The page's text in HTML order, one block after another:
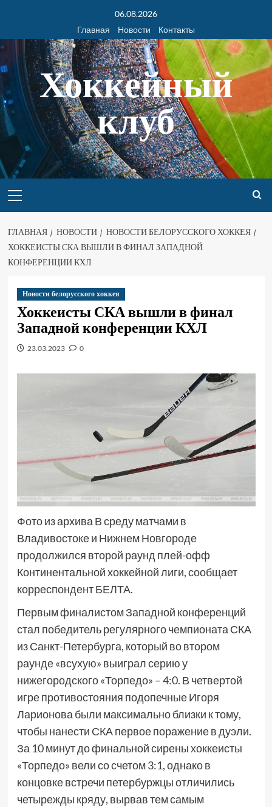
06.08.2026
Главная
Новости Контакты
Хоккейный
клуб
ГЛАВНАЯ НОВОСТИ
НОВОСТИ БЕЛОРУССКОГО ХОККЕЯ
ХОККЕИСТЫ СКА ВЫШЛИ В ФИНАЛ ЗАПАДНОЙ
КОНФЕРЕНЦИИ КХЛ
Новости белорусского хоккея
Хоккеисты СКА вышли в финал
Западной конференции КХЛ
23.03.2023 0
Фото из архива В среду матчами в
Владивостоке и Нижнем Новгороде
продолжился второй раунд плей-офф
Континентальной хоккейной лиги, сообщает
корреспондент БЕЛТА.
Первым финалистом Западной конференций
стал победитель регулярного чемпионата СКА
из Санкт-Петербурга, который во втором
раунде «всухую» выиграл серию у
нижегородского «Торпедо» – 4:0. В четвертой
игре противостояния подопечные Игоря
Ларионова были максимально близки к тому,
чтобы нанести СКА первое поражение в дуэли.
За 10 минут до финальной сирены хоккеисты
«Торпедо» вели со счетом 3:1, однако в
концовке встречи петербуржцы отличились
четырежды кряду, вырвав тем самым